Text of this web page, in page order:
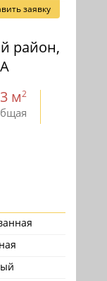
заявку
район,
м2